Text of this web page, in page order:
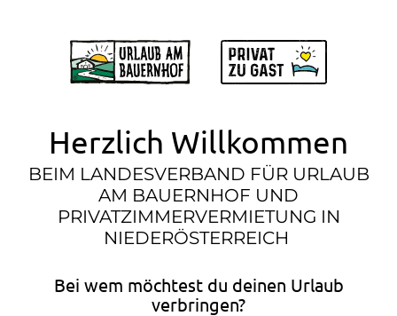
Herzlich Willkommen
BEIM LANDESVERBAND FÜR URLAUB
AM BAUERNHOF UND
PRIVATZIMMERVERMIETUNG IN
NIEDERÖSTERREICH
Bei wem möchtest du deinen Urlaub
verbringen?